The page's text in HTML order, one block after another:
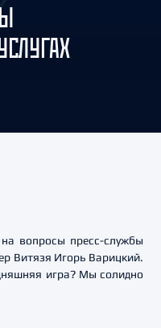
вопросы пресс-службы
Витязя Игорь Варицкий.
игра? Мы солидно